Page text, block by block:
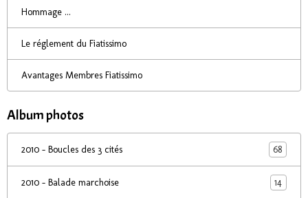
Hommage ...
Le réglement du Fiatissimo
Avantages Membres Fiatissimo
Album photos
2010 - Boucles des 3 cités 68
2010 - Balade marchoise 14